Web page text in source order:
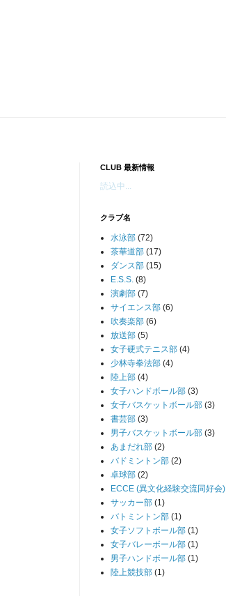
CLUB 最新情報
読込中...
クラブ名
水泳部 (72)
茶華道部 (17)
ダンス部 (15)
E.S.S. (8)
演劇部 (7)
サイエンス部 (6)
吹奏楽部 (6)
放送部 (5)
女子硬式テニス部 (4)
少林寺拳法部 (4)
陸上部 (4)
女子ハンドボール部 (3)
女子バスケットボール部 (3)
書芸部 (3)
男子バスケットボール部 (3)
あまだれ部 (2)
バドミントン部 (2)
卓球部 (2)
ECCE (異文化経験交流同好会)
サッカー部 (1)
バトミントン部 (1)
女子ソフトボール部 (1)
女子バレーボール部 (1)
男子ハンドボール部 (1)
陸上競技部 (1)